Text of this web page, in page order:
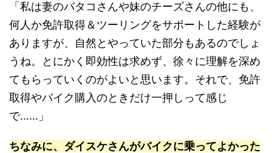
「私は妻のバタコさんや妹のチーズさんの他にも、
何人か免許取得＆ツーリングをサポートした経験が
ありますが、自然とやっていた部分もあるのでしょ
うね。とにかく即効性は求めず、徐々に理解を深め
てもらっていくのがよいと思います。それで、免許
取得やバイク購入のときだけ一押しって感じ
で……」
ちなみに、ダイスケさんがバイクに乗ってよかった